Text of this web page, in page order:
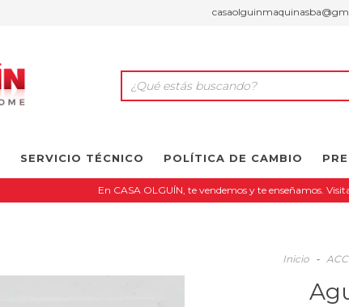
SERVICIO TÉCNICO POLÍTICA DE CAMBIO
En CASA OLGUÍN, te vendemos y te enseñamos.
Inicio -